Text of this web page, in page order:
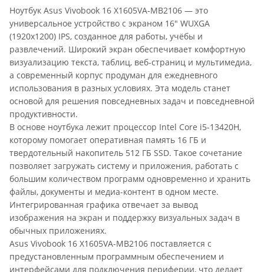
Ноутбук Asus Vivobook 16 X1605VA-MB2106 — это
универсальное устройство с экраном 16" WUXGA
(1920x1200) IPS, созданное для работы, учёбы и
развлечений. Широкий экран обеспечивает комфортную
визуализацию текста, таблиц, веб-страниц и мультимедиа,
а современный корпус продуман для ежедневного
использования в разных условиях. Эта модель станет
основой для решения повседневных задач и повседневной
продуктивности.
В основе ноутбука лежит процессор Intel Core i5-13420H,
которому помогает оперативная память 16 ГБ и
твердотельный накопитель 512 ГБ SSD. Такое сочетание
позволяет загружать систему и приложения, работать с
большим количеством программ одновременно и хранить
файлы, документы и медиа-контент в одном месте.
Интегрированная графика отвечает за вывод
изображения на экран и поддержку визуальных задач в
обычных приложениях.
Asus Vivobook 16 X1605VA-MB2106 поставляется с
предустановленным программным обеспечением и
интерфейсами для подключения периферии, что делает